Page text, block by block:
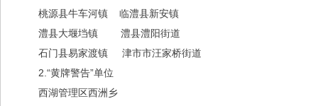
桃源县牛车河镇 临澧县新安镇
澧县大堰垱镇 澧县澧阳街道
石门县易家渡镇 津市市汪家桥街道
2.“黄牌警告”单位
西湖管理区西洲乡